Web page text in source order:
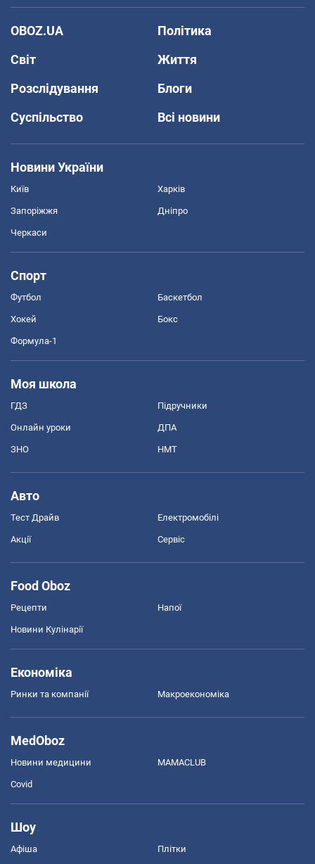
OBOZ.UA
Політика
Світ
Життя
Розслідування
Блоги
Суспільство
Всі новини
Новини України
Київ Харків
Запоріжжя Дніпро
Черкаси
Спорт
Футбол Баскетбол
Хокей Бокс
Формула-1
Моя школа
ГДЗ Підручники
Онлайн уроки ДПА
ЗНО НМТ
Авто
Тест Драйв Електромобілі
Акції Сервіс
Food Oboz
Рецепти Напої
Новини Кулінарії
Економіка
Ринки та компанії Макроекономіка
MedOboz
Новини медицини MAMACLUB
Covid
Шоу
Афіша Плітки